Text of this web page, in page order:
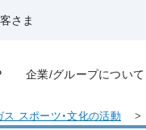
さま
企業/グループについて
ス スポーツ・文化の活動 >